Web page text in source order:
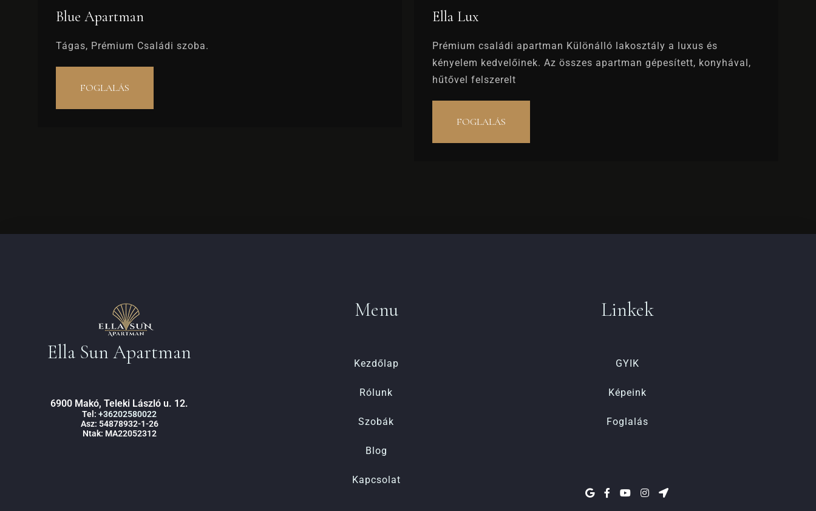
Blue Apartman
Tágas, Prémium Családi szoba.
FOGLALÁS
Ella Lux
Prémium családi apartman Különálló lakosztály a luxus és
kényelem kedvelőinek. Az összes apartman gépesített, konyhával,
hűtővel felszerelt
FOGLALÁS
Ella Sun Apartman
6900 Makó, Teleki László u. 12.
Tel:+36202580022
Asz: 54878932-1-26
Ntak: MA22052312
Menu
Kezdőlap
Rólunk
Szobák
Blog
Kapcsolat
Linkek
GYIK
Képeink
Foglalás
Gyermekek